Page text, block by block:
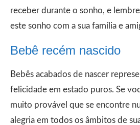
receber durante o sonho, e
este sonho com a sua família e
Bebê recém nascido
Bebês acabados de nascer
felicidade em estado puros. Se
muito provável que se encontre
alegria em todos os âmbitos de